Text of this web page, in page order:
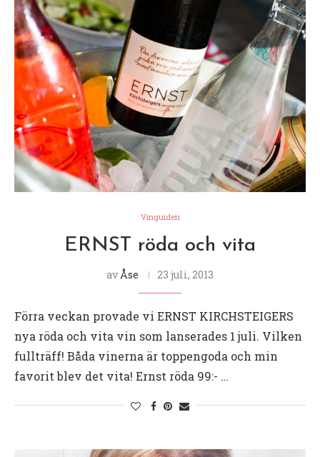
Vinguiden
ERNST röda och vita
av Åse 23 juli, 2013
Förra veckan provade vi ERNST KIRCHSTEIGERS
nya röda och vita vin som lanserades 1 juli. Vilken
fullträff! Båda vinerna är toppengoda och min
favorit blev det vita! Ernst röda 99:- …